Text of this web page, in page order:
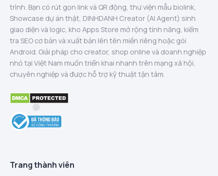
trình. Bạn có rút gọn link và QR động, thư viện mẫu biolink,
Showcase dự án thật, DINHDANH Creator (AI Agent) sinh
giao diện và logic, kho Apps Store mở rộng tính năng, kiểm
tra SEO cơ bản và xuất bản lên tên miền riêng hoặc gói
Android. Giải pháp cho creator, shop online và doanh nghiệp
nhỏ tại Việt Nam muốn triển khai nhanh trên mạng xã hội,
chuyên nghiệp và được hỗ trợ kỹ thuật tận tâm.
Trang thành viên